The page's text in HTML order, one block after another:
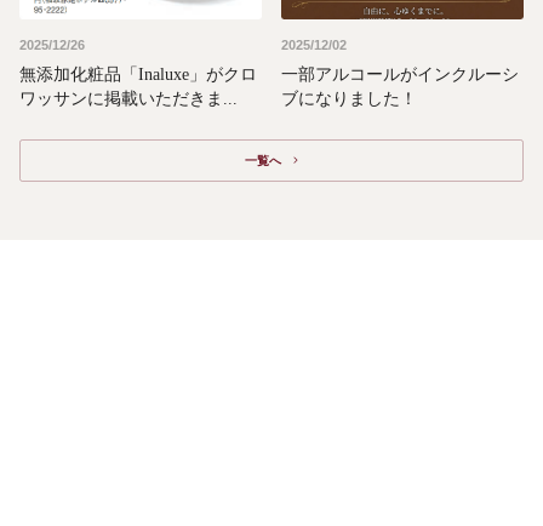
2025/12/26
無添加化粧品「Inaluxe」がクロ
ワッサンに掲載いただきま...
2025/12/02
一部アルコールがインクルーシ
ブになりました！
⼀覧へ